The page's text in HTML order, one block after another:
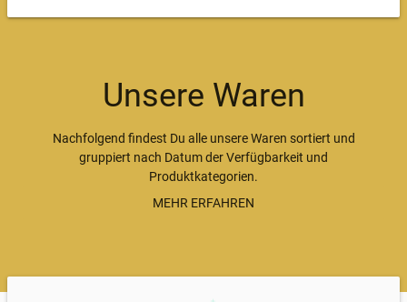
Unsere Waren
Nachfolgend findest Du alle unsere Waren sortiert und
gruppiert nach Datum der Verfügbarkeit und
Produktkategorien.
Bei von-bis Preisen (z.B. 10,00-15,00 €) wird nach Kilo
MEHR ERFAHREN